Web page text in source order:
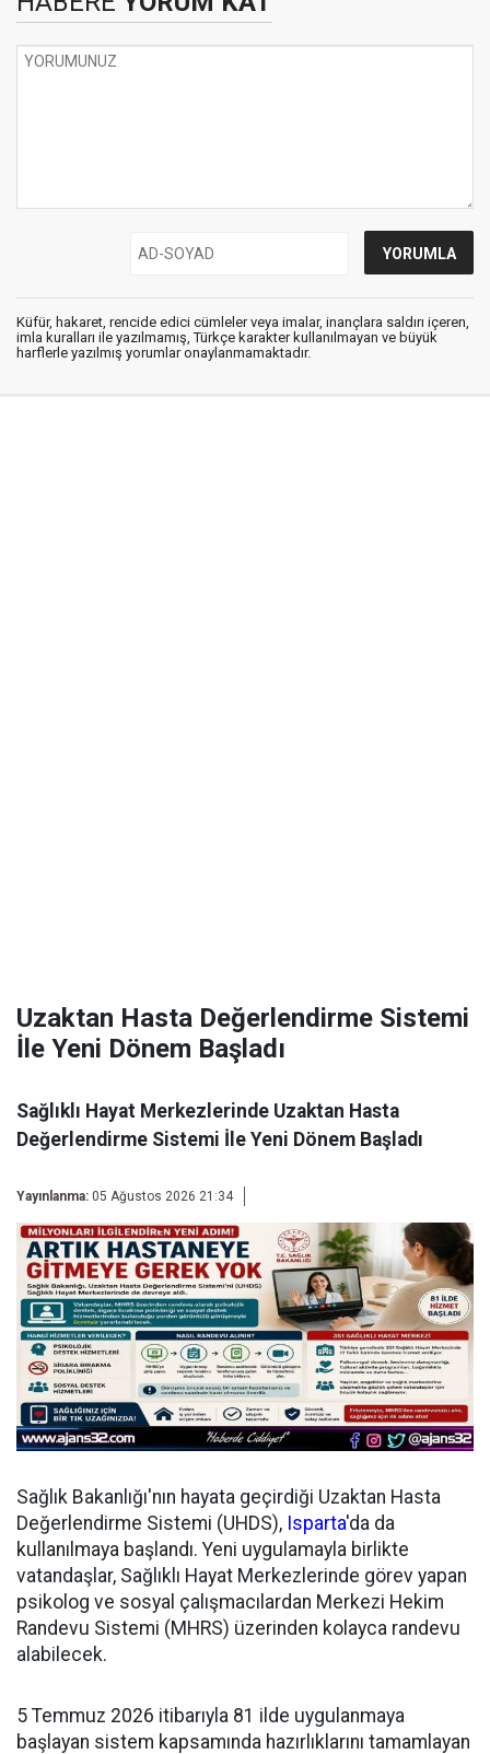
Küfür, hakaret, rencide edici cümleler veya imalar, inançlara saldırı içeren,
imla kuralları ile yazılmamış, Türkçe karakter kullanılmayan ve büyük
harflerle yazılmış yorumlar onaylanmamaktadır.
Uzaktan Hasta Değerlendirme Sistemi
İle Yeni Dönem Başladı
Sağlıklı Hayat Merkezlerinde Uzaktan Hasta
Değerlendirme Sistemi İle Yeni Dönem Başladı
Yayınlanma: 05 Ağustos 2026 21:34
Sağlık Bakanlığı'nın hayata geçirdiği Uzaktan Hasta
Değerlendirme Sistemi (UHDS), Isparta'da da
kullanılmaya başlandı. Yeni uygulamayla birlikte
vatandaşlar, Sağlıklı Hayat Merkezlerinde görev yapan
psikolog ve sosyal çalışmacılardan Merkezi Hekim
Randevu Sistemi (MHRS) üzerinden kolayca randevu
alabilecek.
5 Temmuz 2026 itibarıyla 81 ilde uygulanmaya
başlayan sistem kapsamında hazırlıklarını tamamlayan